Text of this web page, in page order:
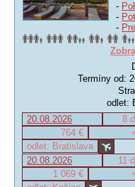
-
-
-
Termíny od:
odlet:
20.08.2026
8
764 €
odlet: Bratislava
20.08.2026
11
1 069 €